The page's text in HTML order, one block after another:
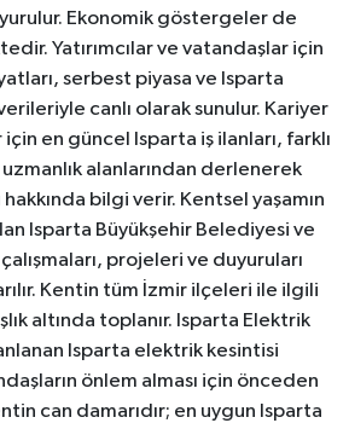
Ekonomik göstergeler de
Yatırımcılar ve vatandaşlar için
serbest piyasa ve Isparta
canlı olarak sunulur. Kariyer
için en güncel Isparta iş ilanları, farklı
alanlarından derlenerek
bilgi verir. Kentsel yaşamın
Isparta Büyükşehir Belediyesi ve
projeleri ve duyuruları
Kentin tüm İzmir ilçeleri ile ilgili
altında toplanır. Isparta Elektrik
Isparta elektrik kesintisi
önlem alması için önceden
can damarıdır; en uygun Isparta